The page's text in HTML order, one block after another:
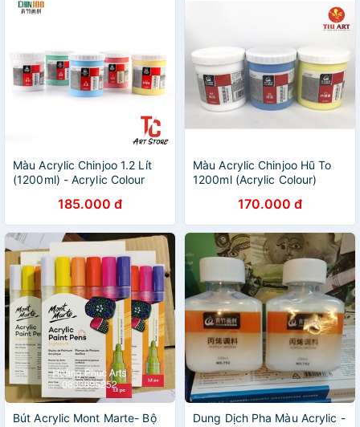
Màu Acrylic Chinjoo 1.2 Lít
(1200ml) - Acrylic Colour
185.000 đ
Màu Acrylic Chinjoo Hũ To
1200ml (Acrylic Colour)
170.000 đ
Bút Acrylic Mont Marte- Bộ
Dung Dịch Pha Màu Acrylic -